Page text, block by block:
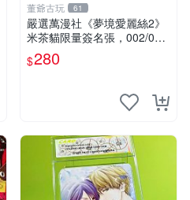
董爺古玩 61
嚴選萬漫社《夢境愛麗絲2》
米茶貓限量簽名張，002/003
珍藏版，首賣難得機會 夢境
愛麗絲 米茶貓 限量簽名
$280